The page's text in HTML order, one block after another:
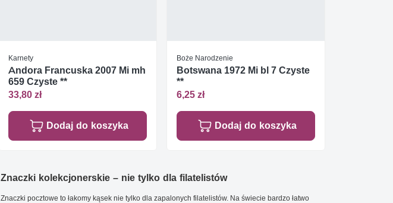
Karnety
Andora Francuska 2007 Mi mh
659 Czyste **
33,80 zł
Dodaj do koszyka
Boże Narodzenie
Botswana 1972 Mi bl 7 Czyste
**
6,25 zł
Dodaj do koszyka
Znaczki kolekcjonerskie – nie tylko dla filatelistów
Znaczki pocztowe to łakomy kąsek nie tylko dla zapalonych filatelistów. Na świecie bardzo łatwo